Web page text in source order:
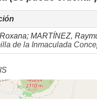
MARTÍNEZ,
de la Inmaculada